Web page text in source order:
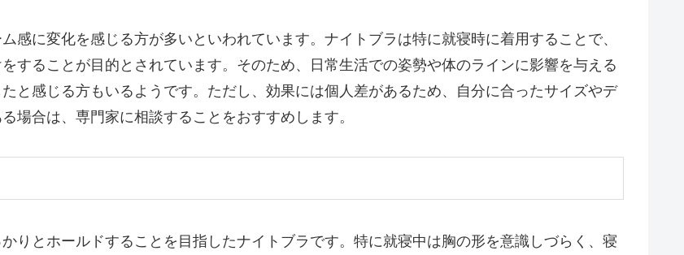
感に変化を感じる方が多いといわれています。ナイトブラは特に就寝時に着用することで、
することが目的とされています。そのため、日常生活での姿勢や体のラインに影響を与える
と感じる方もいるようです。ただし、効果には個人差があるため、自分に合ったサイズやデ
場合は、専門家に相談することをおすすめします。
りとホールドすることを目指したナイトブラです。特に就寝中は胸の形を意識しづらく、寝